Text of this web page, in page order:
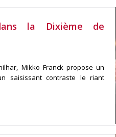
la Dixième de
Mikko Franck propose un
saisissant contraste le riant